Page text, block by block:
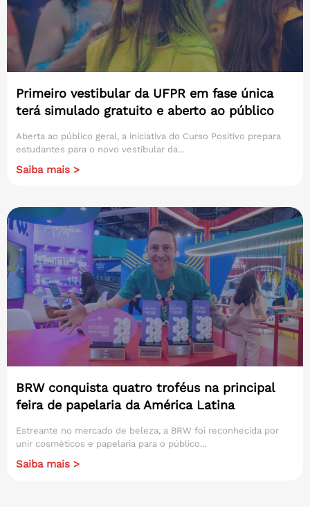
Primeiro vestibular da UFPR em fase única
terá simulado gratuito e aberto ao público
Aberta ao público geral, a iniciativa do Curso Positivo prepara
estudantes para o novo vestibular da...
Saiba mais >
BRW conquista quatro troféus na principal
feira de papelaria da América Latina
Estreante no mercado de beleza, a BRW foi reconhecida por
unir cosméticos e papelaria para o público...
Saiba mais >